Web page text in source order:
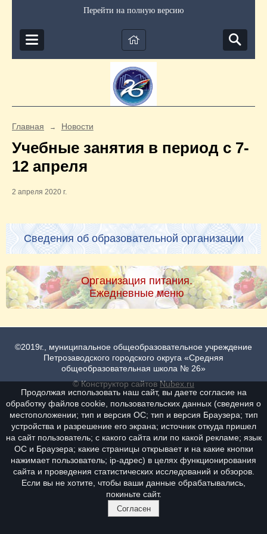
Перейти на полную версию
Главная → Новости
Учебные занятия в период с 7-
12 апреля
2 апреля 2020 г.
Сведения об образовательной организации
Организация питания.
Ежедневные меню
©2019г., муниципальное общеобразовательное учреждение
Петрозаводского городского округа «Средняя
общеобразовательная школа № 26»
© Конструктор сайтовNubex.ru
Продолжая использовать наш сайт, вы даете согласие на
обработку файлов cookie, пользовательских данных (сведения о
местоположении; тип и версия ОС; тип и версия Браузера; тип
устройства и разрешение его экрана; источник откуда пришел
на сайт пользователь; с какого сайта или по какой рекламе; язык
ОС и Браузера; какие страницы открывает и на какие кнопки
нажимает пользователь; ip-адрес) в целях функционирования
сайта и проведения статистических исследований и обзоров.
Если вы не хотите, чтобы ваши данные обрабатывались,
покиньте сайт.
Согласен